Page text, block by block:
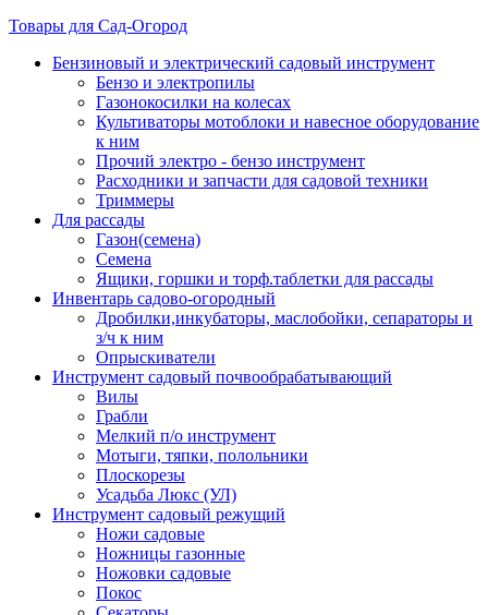
Товары для Сад-Огород
Бензиновый и электрический садовый инструмент
Бензо и электропилы
Газонокосилки на колесах
Культиваторы мотоблоки и навесное оборудование
к ним
Прочий электро - бензо инструмент
Расходники и запчасти для садовой техники
Триммеры
Для рассады
Газон(семена)
Семена
Ящики, горшки и торф.таблетки для рассады
Инвентарь садово-огородный
Дробилки,инкубаторы, маслобойки, сепараторы и
з/ч к ним
Опрыскиватели
Инструмент садовый почвообрабатывающий
Вилы
Грабли
Мелкий п/о инструмент
Мотыги, тяпки, полольники
Плоскорезы
Усадьба Люкс (УЛ)
Инструмент садовый режущий
Ножи садовые
Ножницы газонные
Ножовки садовые
Покос